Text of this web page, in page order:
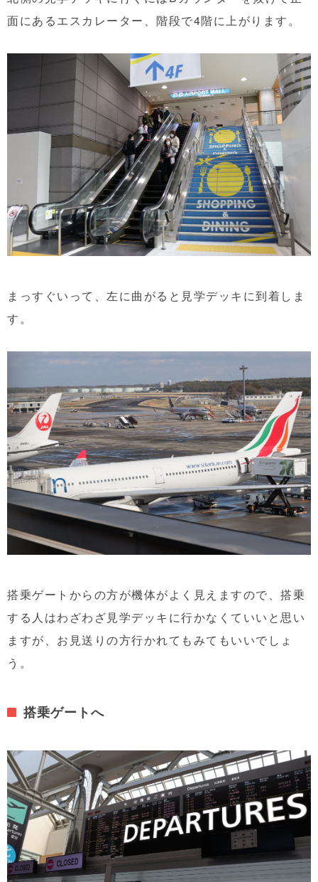
面にあるエスカレーター、階段で4階に上がります。
まっすぐいって、左に曲がると見学デッキに到着しま
す。
搭乗ゲートからの方が機体がよく見えますので、搭乗
する人はわざわざ見学デッキに行かなくていいと思い
ますが、お見送りの方行かれてもみてもいいでしょ
う。
搭乗ゲートへ